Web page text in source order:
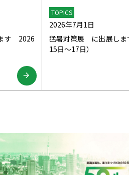
す 2026
arrow_forward
TOPICS
2026年7月1日
猛暑対策展 に出展しま
15日～17日）